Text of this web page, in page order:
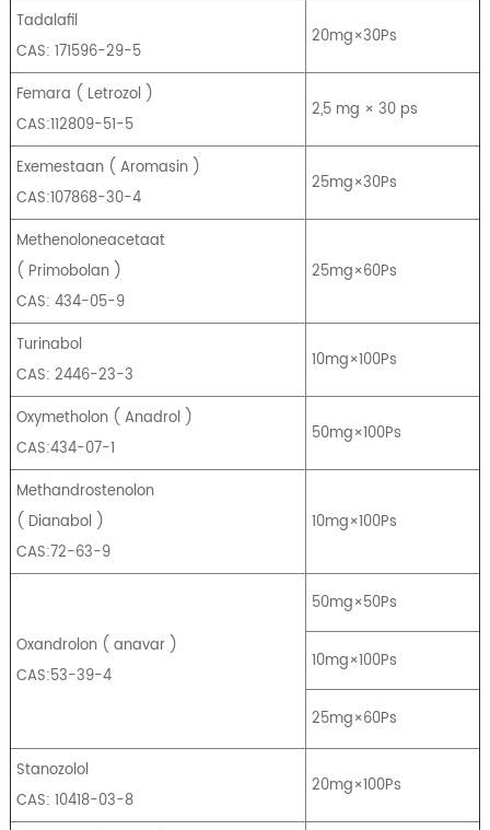
Tadalafil
CAS: 171596-29-5
20mg×30Ps
Femara ( Letrozol )
CAS:112809-51-5
2,5 mg × 30 ps
Exemestaan ​​(Aromasin )
CAS:107868-30-4
25mg×30Ps
Methenoloneacetaat
( Primobolan )
CAS: 434-05-9
25mg×60Ps
Turinabol
CAS: 2446-23-3
10mg×100Ps
Oxymetholon (Anadrol )
CAS:434-07-1
50mg×100Ps
Methandrostenolon
( Dianabol )
CAS:72-63-9
10mg×100Ps
Oxandrolon (anavar )
CAS:53-39-4
50mg×50Ps
10mg×100Ps
25mg×60Ps
Stanozolol
CAS: 10418-03-8
20mg×100Ps